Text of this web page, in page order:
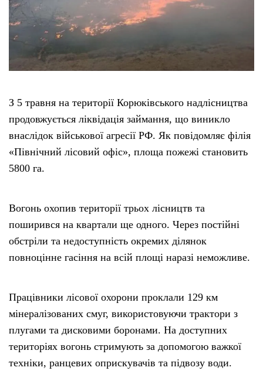
Етичний кодекс
Рекламні прайси
Бюджет
Тендери
Контакти
З 5 травня на території Корюківського надлісництва
продовжується ліквідація займання, що виникло
внаслідок військової агресії РФ. Як повідомляє філія
«Північний лісовий офіс», площа пожежі становить
5800 га.
Вогонь охопив території трьох лісництв та
поширився на квартали ще одного. Через постійні
обстріли та недоступність окремих ділянок
повноцінне гасіння на всій площі наразі неможливе.
Працівники лісової охорони проклали 129 км
мінералізованих смуг, використовуючи трактори з
плугами та дисковими боронами. На доступних
територіях вогонь стримують за допомогою важкої
техніки, ранцевих оприскувачів та підвозу води.